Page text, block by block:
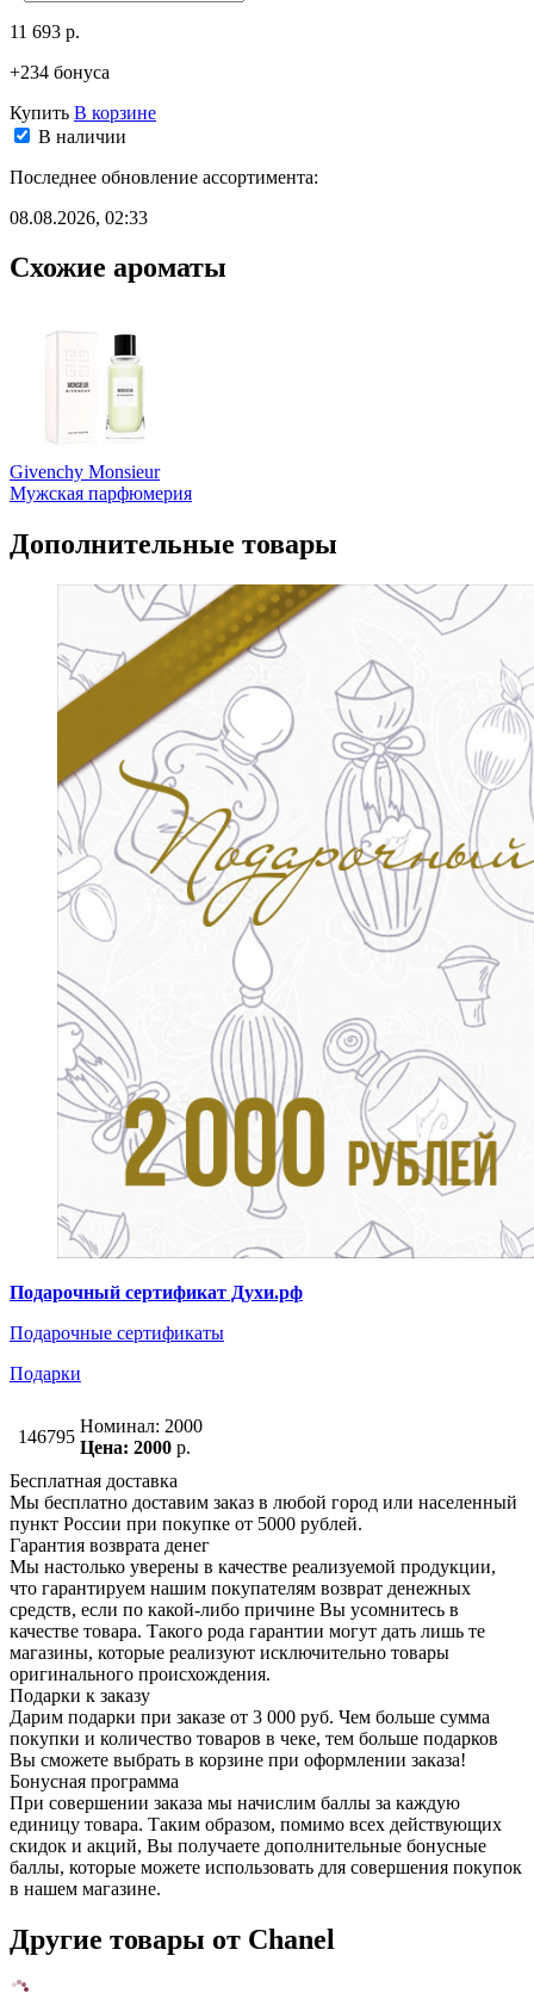
11 693 р.
+234 бонуса
Купить В корзине
В наличии
Последнее обновление ассортимента:
08.08.2026, 02:33
Схожие ароматы
Givenchy Monsieur
Мужская парфюмерия
Дополнительные товары
Подарочный сертификат Духи.рф
Подарочные сертификаты
Подарки
146795
Номинал: 2000
Цена: 2000 р.
Бесплатная доставка
Мы бесплатно доставим заказ в любой город или населенный
пункт России при покупке от 5000 рублей.
Гарантия возврата денег
Мы настолько уверены в качестве реализуемой продукции,
что гарантируем нашим покупателям возврат денежных
средств, если по какой-либо причине Вы усомнитесь в
качестве товара. Такого рода гарантии могут дать лишь те
магазины, которые реализуют исключительно товары
оригинального происхождения.
Подарки к заказу
Дарим подарки при заказе от 3 000 руб. Чем больше сумма
покупки и количество товаров в чеке, тем больше подарков
Вы сможете выбрать в корзине при оформлении заказа!
Бонусная программа
При совершении заказа мы начислим баллы за каждую
единицу товара. Таким образом, помимо всех действующих
скидок и акций, Вы получаете дополнительные бонусные
баллы, которые можете использовать для совершения покупок
в нашем магазине.
Другие товары от Chanel